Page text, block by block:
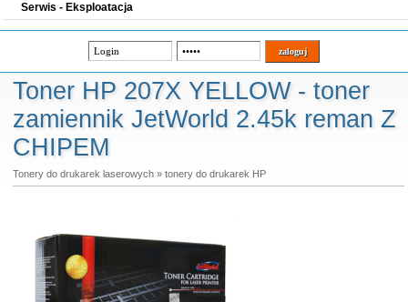
Serwis - Eksploatacja
Toner HP 207X YELLOW - toner
zamiennik JetWorld 2.45k reman Z
CHIPEM
Tonery do drukarek laserowych» tonery do drukarek HP